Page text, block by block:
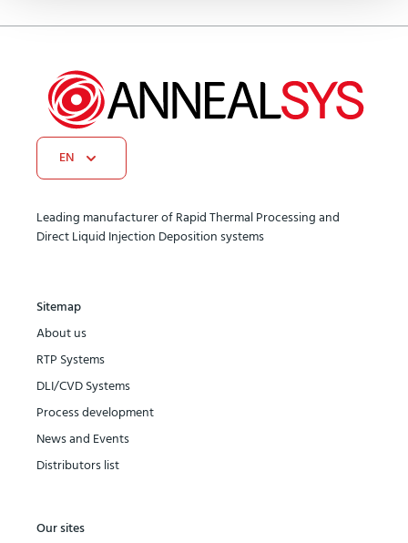
EN
Leading manufacturer of Rapid Thermal Processing and
Direct Liquid Injection Deposition systems
Sitemap
About us
RTP Systems
DLI/CVD Systems
Process development
News and Events
Distributors list
Our sites